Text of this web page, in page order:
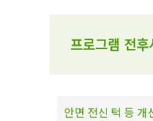
프로그램 전후
안면 전신 턱 등 개